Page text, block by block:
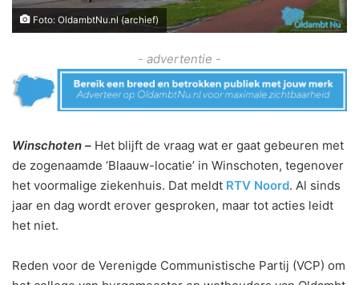
Foto: OldambtNu.nl (archief)
- advertentie -
Winschoten – Het blijft de vraag wat er gaat gebeuren met
de zogenaamde ‘Blaauw-locatie’ in Winschoten, tegenover
het voormalige ziekenhuis. Dat meldt RTV Noord. Al sinds
jaar en dag wordt erover gesproken, maar tot acties leidt
het niet.
Reden voor de Verenigde Communistische Partij (VCP) om